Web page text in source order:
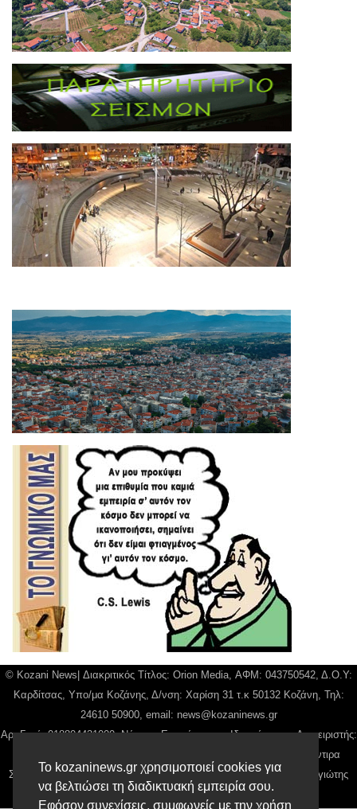
Το kozaninews.gr χρησιμοποιεί cookies για
να βελτιώσει τη διαδικτυακή εμπειρία σου.
Εφόσον συνεχίσεις, συμφωνείς με την χρήση
© Kozani News| Διακριτικός Τίτλος: Orion Media, ΑΦΜ: 043750542, Δ.Ο.Υ:
Καρδίτσας, Υπο/μα Κοζάνης, Δ/νση: Χαρίση 31 τ.κ 50132 Κοζάνη, Τηλ:
24610 50900, email: news@kozaninews.gr
Αρ. Γεμή: 018804431000, Νόμιμος Εκπρόσωπος, Ιδιοκτήτης και Διαχειριστής:
Παναγιώτης Φιλίππου, Διευθύντρια: Γιαννουσά Βασιλική, Διευθύντιρα
Σύνταξης: Μπαλαμπάνη Βασιλική. Δικαιούχος domain name Παναγιώτης
Φιλίππου